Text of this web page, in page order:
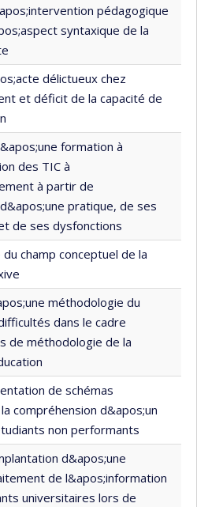
pédagogique
syntaxique de la
délictueux chez
et déficit de la capacité de
formation à
des TIC à
à partir de
pratique, de ses
de ses dysfonctions
champ conceptuel de la
méthodologie du
dans le cadre
de méthodologie de la
de schémas
compréhension d&apos;un
non performants
d&apos;une
de l&apos;information
universitaires lors de